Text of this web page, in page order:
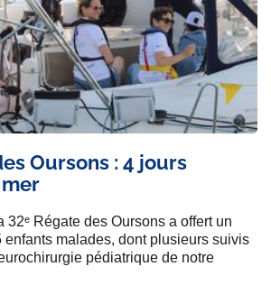
Oursons : 4 jours
32ᵉ Régate des Oursons a offert un
enfants malades, dont plusieurs suivis
pédiatrique de notre